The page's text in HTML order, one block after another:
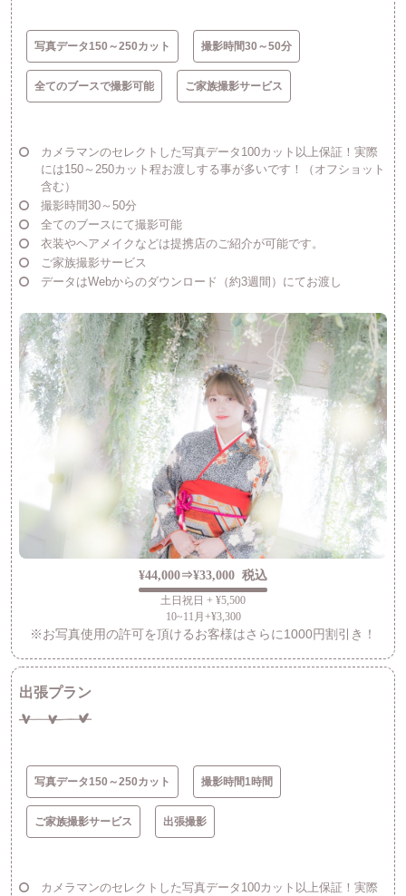
写真データ150～250カット 撮影時間30～50分
全てのブースで撮影可能 ご家族撮影サービス
カメラマンのセレクトした写真データ100カット以上保証！実際
には150～250カット程お渡しする事が多いです！（オフショット
含む）
撮影時間30～50分
全てのブースにて撮影可能
衣装やヘアメイクなどは提携店のご紹介が可能です。
ご家族撮影サービス
データはWebからのダウンロード（約3週間）にてお渡し
¥44,000⇒¥33,000 税込
土日祝日 + ¥5,500
10~11月+¥3,300
※お写真使用の許可を頂けるお客様はさらに1000円割引き！
出張プラン
写真データ150～250カット 撮影時間1時間
ご家族撮影サービス 出張撮影
カメラマンのセレクトした写真データ100カット以上保証！実際